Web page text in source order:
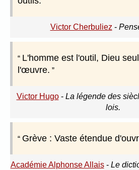
Victor Cherbuliez -
L'homme est l'outil, Dieu
l'œuvre.
Victor Hugo- La légende des
lois.
Grève : Vaste étendue
Académie Alphonse Allais- Le